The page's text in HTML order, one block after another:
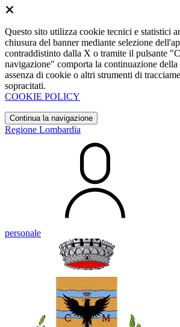
Questo sito utilizza cookie tecnici e statistici
chiusura del banner mediante selezione
contraddistinto dalla X o tramite il pulsante
navigazione" comporta la continuazione
assenza di cookie o altri strumenti di
sopracitati.
COOKIE POLICY
Continua la navigazione
Regione Lombardia
personale